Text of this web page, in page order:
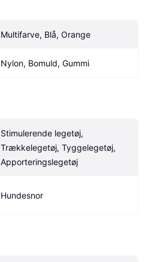
Multifarve, Blå, Orange
Nylon, Bomuld, Gummi
Stimulerende legetøj,
Trækkelegetøj, Tyggelegetøj,
Apporteringslegetøj
Hundesnor